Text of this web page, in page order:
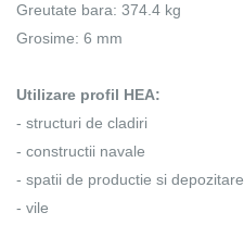
Greutate bara: 374.4 kg
Grosime: 6 mm
Utilizare profil HEA:
- structuri de cladiri
- constructii navale
- spatii de productie si depozitare
- vile